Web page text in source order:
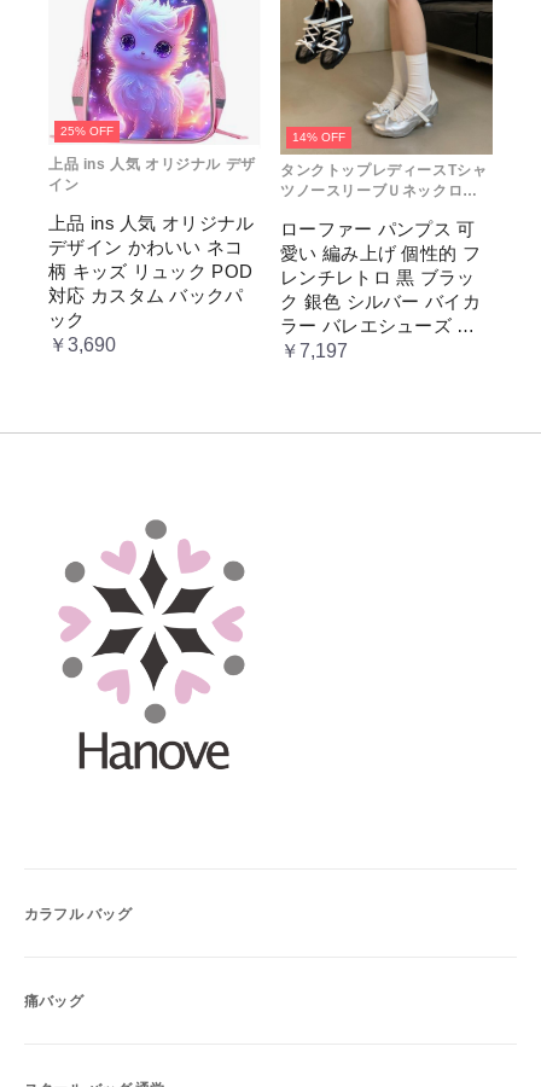
25% OFF
上品 ins 人気 オリジナル デザ
イン
上品 ins 人気 オリジナル
デザイン かわいい ネコ
柄 キッズ リュック POD
対応 カスタム バックパ
ック
￥3,690
14% OFF
タンクトップレディースTシャ
ツノースリーブＵネックロゴ
ローファー パンプス 可
愛い 編み上げ 個性的 フ
レンチレトロ 黒 ブラッ
ク 銀色 シルバー バイカ
ラー バレエシューズ 変
形ヒール 3.5cm ガーリー
￥7,197
カラフル バッグ
痛バッグ